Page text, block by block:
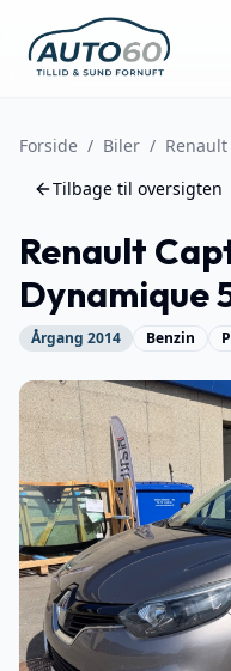
Forside / Biler / Renault
Tilbage til oversigten
Renault
Dynamique
Årgang 2014 Benzin